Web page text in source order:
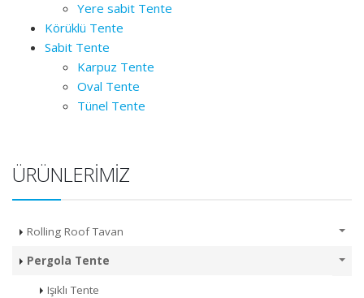
Yere sabit Tente
Körüklü Tente
Sabit Tente
Karpuz Tente
Oval Tente
Tünel Tente
ÜRÜNLERIMIZ
Rolling Roof Tavan
Pergola Tente
Işıklı Tente